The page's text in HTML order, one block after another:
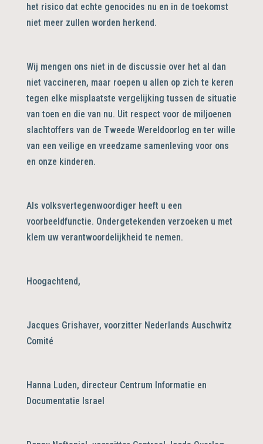
het risico dat echte genocides nu en in de toekomst
niet meer zullen worden herkend.
Wij mengen ons niet in de discussie over het al dan
niet vaccineren, maar roepen u allen op zich te keren
tegen elke misplaatste vergelijking tussen de situatie
van toen en die van nu. Uit respect voor de miljoenen
slachtoffers van de Tweede Wereldoorlog en ter wille
van een veilige en vreedzame samenleving voor ons
en onze kinderen.
Als volksvertegenwoordiger heeft u een
voorbeeldfunctie. Ondergetekenden verzoeken u met
klem uw verantwoordelijkheid te nemen.
Hoogachtend,
Jacques Grishaver, voorzitter Nederlands Auschwitz
Comité
Hanna Luden, directeur Centrum Informatie en
Documentatie Israel